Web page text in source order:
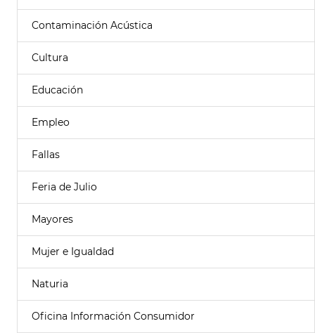
Contaminación Acústica
Cultura
Educación
Empleo
Fallas
Feria de Julio
Mayores
Mujer e Igualdad
Naturia
Oficina Información Consumidor